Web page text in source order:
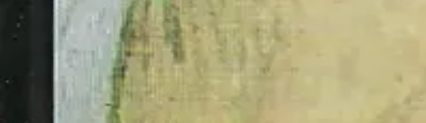
Tutoriels
Informatif Tendances
Guide Rubik Cube